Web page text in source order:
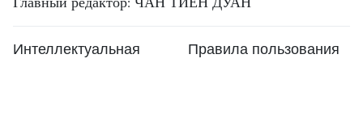
Интеллектуальная
Правила пользования